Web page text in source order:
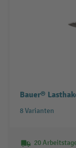
Bauer®
8 Varianten
20